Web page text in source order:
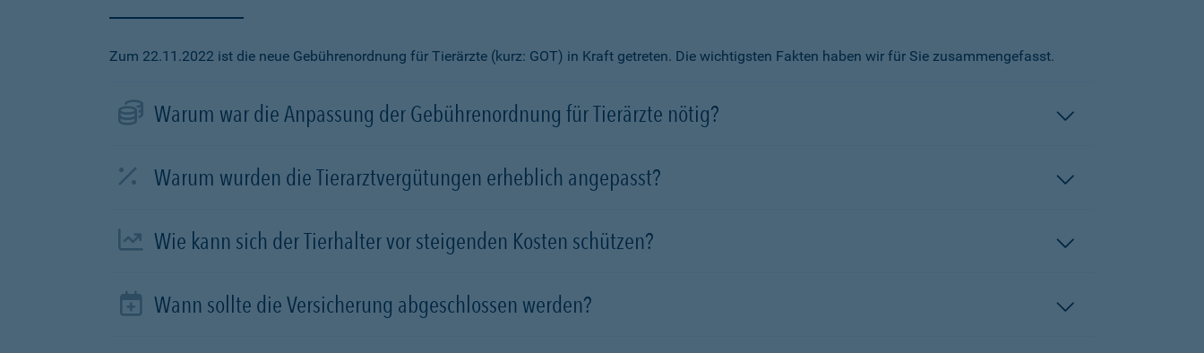
Zum 22.11.2022 ist die neue Gebührenordnung für Tierärzte (kurz: GOT) in Kraft getreten. Die wichtigsten Fakten haben wir für Sie zusammengefasst.
Warum war die Anpassung der Gebührenordnung für Tierärzte nötig?
Warum wurden die Tierarztvergütungen erheblich angepasst?
Wie kann sich der Tierhalter vor steigenden Kosten schützen?
Wann sollte die Versicherung abgeschlossen werden?